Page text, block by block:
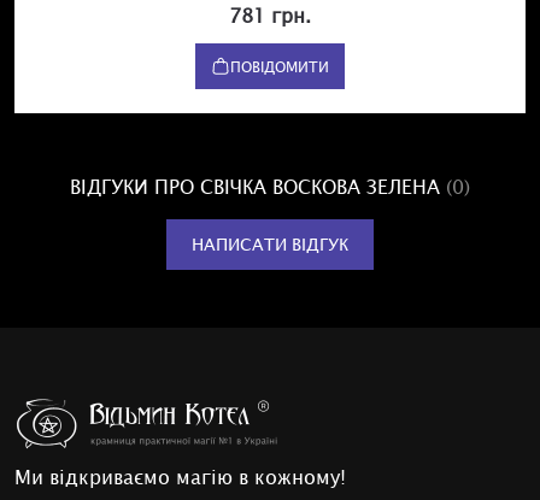
781 грн.
ПОВІДОМИТИ
ВІДГУКИ ПРО СВІЧКА ВОСКОВА ЗЕЛЕНА (0)
НАПИСАТИ ВІДГУК
Ми відкриваємо магію в кожному!